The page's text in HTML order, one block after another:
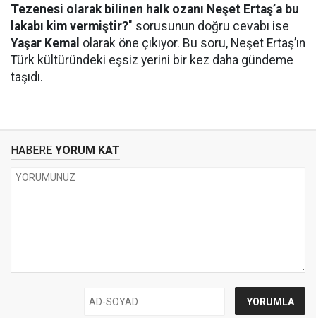
Tezenesi olarak bilinen halk ozanı Neşet Ertaş’a bu
lakabı kim vermiştir?" sorusunun doğru cevabı ise
Yaşar Kemal olarak öne çıkıyor. Bu soru, Neşet Ertaş’ın
Türk kültüründeki eşsiz yerini bir kez daha gündeme
taşıdı.
HABERE YORUM KAT